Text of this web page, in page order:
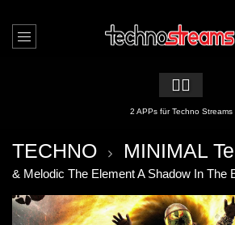
🏳️‍🌈
2 APPs für Techno Streams
TECHNO MINIMAL
& Melodic The Element A Shadow In The